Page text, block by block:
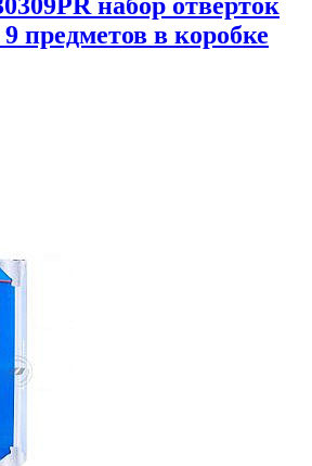
предметов в коробке